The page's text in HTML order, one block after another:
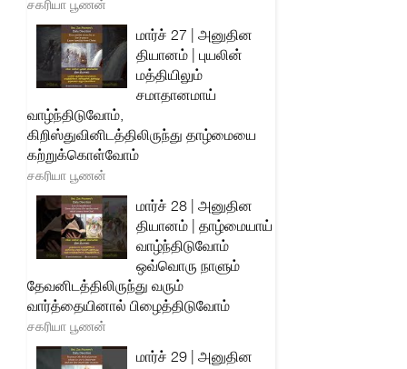
சகரியா பூணன்
மார்ச் 27 | அனுதின
தியானம் | புயலின்
மத்தியிலும்
சமாதானமாய்
வாழ்ந்திடுவோம்,
கிறிஸ்துவினிடத்திலிருந்து தாழ்மையை
கற்றுக்கொள்வோம்
சகரியா பூணன்
மார்ச் 28 | அனுதின
தியானம் | தாழ்மையாய்
வாழ்ந்திடுவோம்
ஒவ்வொரு நாளும்
தேவனிடத்திலிருந்து வரும்
வார்த்தையினால் பிழைத்திடுவோம்
சகரியா பூணன்
மார்ச் 29 | அனுதின